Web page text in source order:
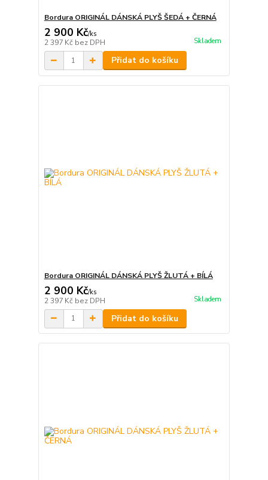
Bordura ORIGINÁL DÁNSKÁ PLYŠ ŠEDÁ + ČERNÁ
2 900 Kč/ks
2 397 Kč bez DPH Skladem
Přidat do košíku
Bordura ORIGINÁL DÁNSKÁ PLYŠ ŽLUTÁ + BÍLÁ
2 900 Kč/ks
2 397 Kč bez DPH Skladem
Přidat do košíku